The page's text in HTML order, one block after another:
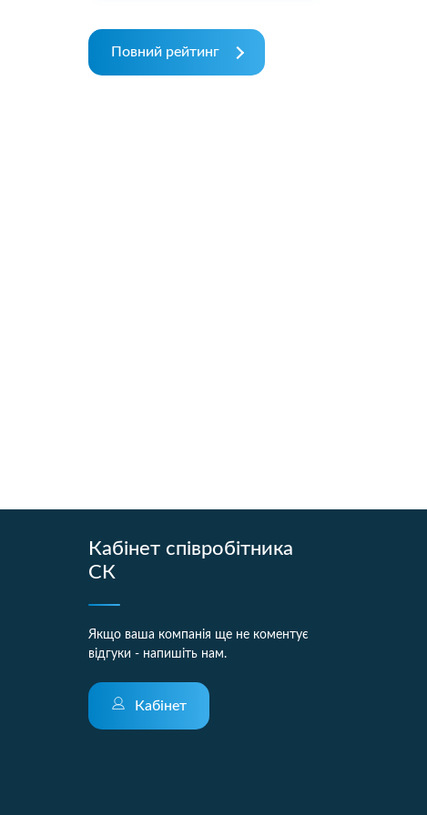
Повний рейтинг
Кабінет співробітника
СК
Якщо ваша компанія ще не коментує
відгуки - напишіть нам.
Кабінет